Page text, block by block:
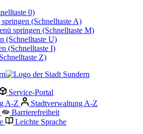
0)
(Schnelltaste A)
springen (Schnelltaste M)
(Schnelltaste U)
(Schnelltaste I)
Z)
Service-Portal
A-Z
Stadtverwaltung A-Z
Barrierefreiheit
Leichte Sprache